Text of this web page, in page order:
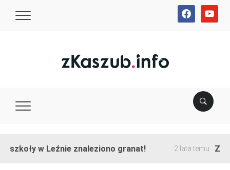
facebookyoutube
szkoły w Leźnie znaleziono granat! 2 lata temu